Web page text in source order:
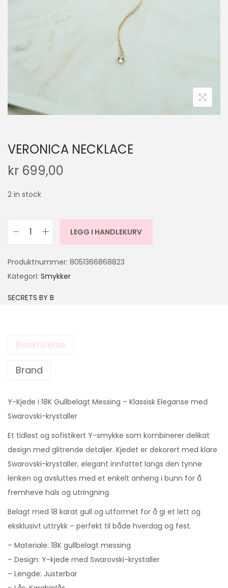
VERONICA NECKLACE
kr 699,00
2 in stock
LEGG I HANDLEKURV
Produktnummer: 8051366868823
Kategori: Smykker
SECRETS BY B
Beskrivelse
Brand
Y-Kjede i 18K Gullbelagt Messing – Klassisk Eleganse med
Swarovski-krystaller
Et tidløst og sofistikert Y-smykke som kombinerer delikat
design med glitrende detaljer. Kjedet er dekorert med klare
Swarovski-krystaller, elegant innfattet langs den tynne
lenken og avsluttes med et enkelt anheng i bunn for å
fremheve hals og utringning.
Belagt med 18 karat gull og utformet for å gi et lett og
eksklusivt uttrykk – perfekt til både hverdag og fest.
– Materiale: 18K gullbelagt messing
– Design: Y-kjede med Swarovski-krystaller
– Lengde: Justerbar